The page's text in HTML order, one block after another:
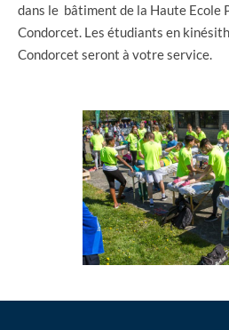
dans le bâtiment de la Haute Ecole
Condorcet. Les étudiants en
Condorcet seront à votre service.